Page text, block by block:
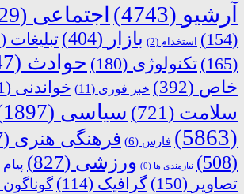
آرشیو (4743) اجتماعی (2729)
(154)
استخدام (2) بازار (404) تبلیغات (123)
(165)
تکنولوژی (180) حوادث (2347)
خاص (392) خبر فوری (11) خواندنی (151)
سلامت (721) سیاسی (1897)
(5863)
فارس (6) فرهنگی هنری (487)
(508)
نیازمندی ها (0) ورزشی (827) پیام
تصاویر (150) گرافیک (114) گوناگون